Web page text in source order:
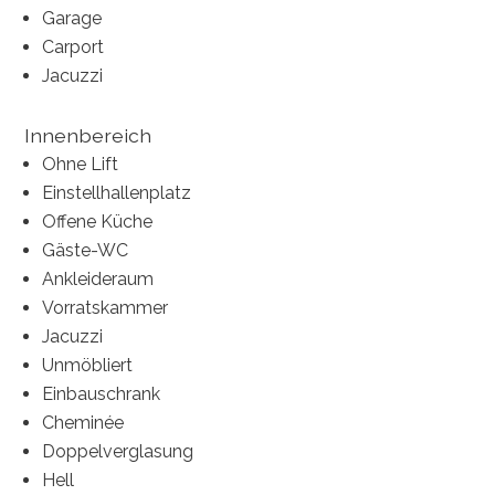
Garage
Carport
Jacuzzi
Innenbereich
Ohne Lift
Einstellhallenplatz
Offene Küche
Gäste-WC
Ankleideraum
Vorratskammer
Jacuzzi
Unmöbliert
Einbauschrank
Cheminée
Doppelverglasung
Hell